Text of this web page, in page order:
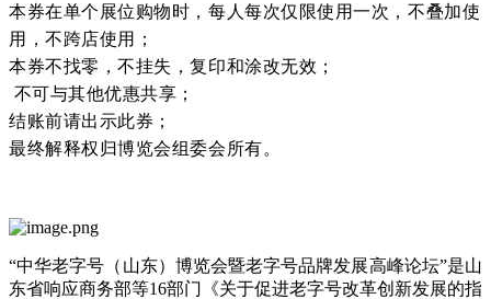
本券在单个展位购物时，每人每次仅限使用一次，不叠加使
用，不跨店使用；
本券不找零，不挂失，复印和涂改无效；
不可与其他优惠共享；
结账前请出示此券；
最终解释权归博览会组委会所有。
“中华老字号（山东）博览会暨老字号品牌发展高峰论坛”是山
东省响应商务部等16部门《关于促进老字号改革创新发展的指